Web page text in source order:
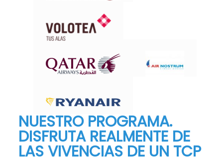
NUESTRO PROGRAMA.
DISFRUTA REALMENTE DE
LAS VIVENCIAS DE UN TCP